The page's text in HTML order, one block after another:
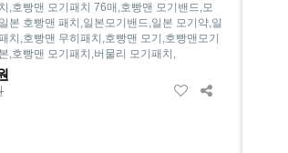
,호빵맨 모기패치 76매,호빵맨 모기밴드,모
본 호빵맨 패치,일본모기밴드,일본 모기약,일
치,호빵맨 무히패치,호빵맨 모기,호빵맨모기
,호빵맨 모기패치,버물리 모기패치,